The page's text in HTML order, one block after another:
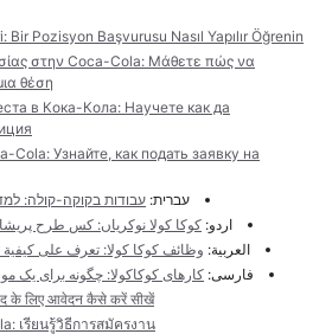
Pozisyon Başvurusu Nasıl Yapılır Öğrenin
στην Coca-Cola: Μάθετε πώς να
θέση
в Кока-Кола: Научете как да
Cola: Узнайте, как подать заявку на
עברית: עבודות בקוקה-קולה:
اردو: کوکا کولا نوکریاں: کس طرح
العربية: وظائف كوكا كولا: تعرف على
فارسی: کارهای کوکاکولا: چگونه برای یک
के लिए आवेदन कैसे करें सीखें
เรียนรู้วิธีการสมัครงาน